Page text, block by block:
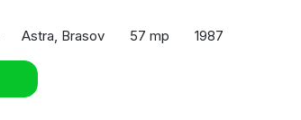
Astra, Brasov 57 mp 1987